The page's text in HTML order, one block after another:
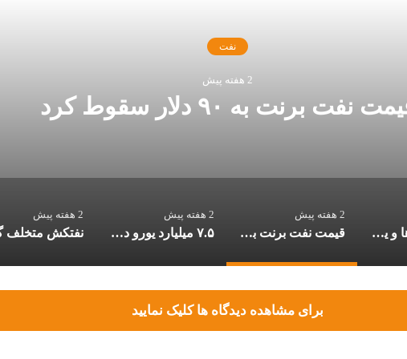
نفت
2 هفته پیش
نفت برنت به ۹۰ دلار سقوط کرد
فرار تراستی‌ها و یک پارادوکس حقوقی: فرار از ایران و ورود به حوزۀ قضایی آمریکا
2 هفته پیش
قیمت نفت برنت به ۹۰ دلار سقوط کرد
2 هفته پیش
۷.۵ میلیارد یورو در پرونده تراستی‌ها به بیت المال بازگشت
2 هفته پیش
برای مشاهده دیدگاه ها کلیک نمایید